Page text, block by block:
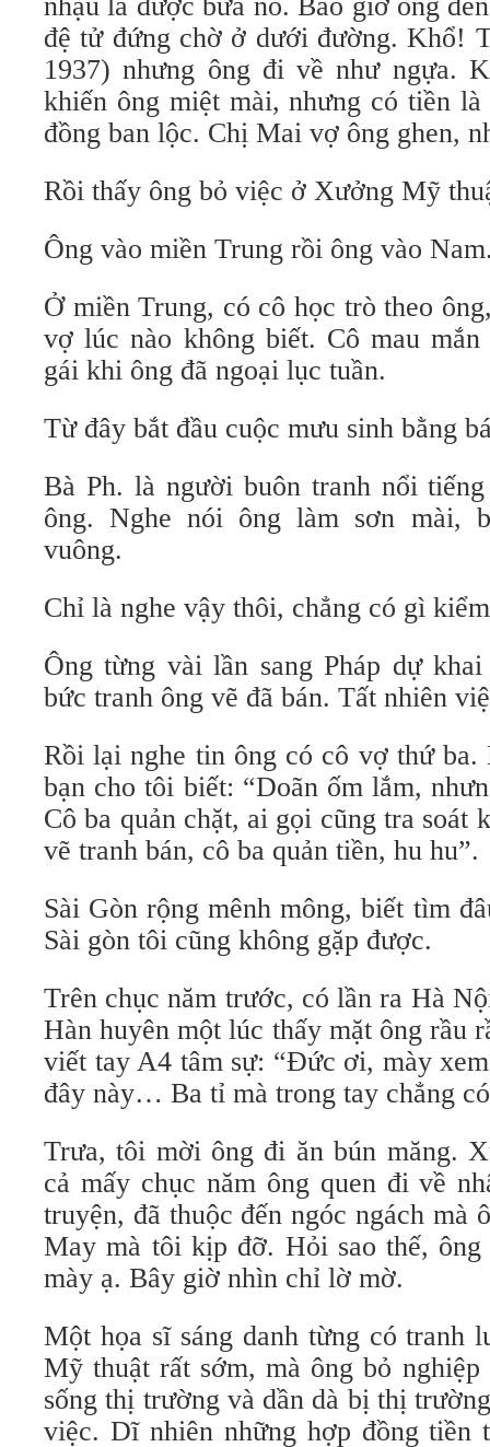
đệ tử đứng chờ ở dưới đường. Khổ!
1937) nhưng ông đi về như ngựa.
khiến ông miệt mài, nhưng có tiền
đồng ban lộc. Chị Mai vợ ông ghen,
Rồi thấy ông bỏ việc ở Xưởng Mỹ
Ông vào miền Trung rồi ông vào
Ở miền Trung, có cô học trò theo
vợ lúc nào không biết. Cô mau
gái khi ông đã ngoại lục tuần.
Từ đây bắt đầu cuộc mưu sinh bằng
Bà Ph. là người buôn tranh nổi
ông. Nghe nói ông làm sơn mài,
vuông.
Chỉ là nghe vậy thôi, chẳng có gì
Ông từng vài lần sang Pháp dự
bức tranh ông vẽ đã bán. Tất nhiên
Rồi lại nghe tin ông có cô vợ thứ ba.
bạn cho tôi biết: “Doãn ốm lắm,
Cô ba quản chặt, ai gọi cũng tra soát
vẽ tranh bán, cô ba quản tiền, hu hu”.
Sài Gòn rộng mênh mông, biết tìm
Sài gòn tôi cũng không gặp được.
Trên chục năm trước, có lần ra Hà
Hàn huyên một lúc thấy mặt ông rầu
viết tay A4 tâm sự: “Đức ơi, mày
đây này… Ba tỉ mà trong tay chẳng
Trưa, tôi mời ông đi ăn bún măng.
cả mấy chục năm ông quen đi về
truyện, đã thuộc đến ngóc ngách mà
May mà tôi kịp đỡ. Hỏi sao thế, ông
mày ạ. Bây giờ nhìn chỉ lờ mờ.
Một họa sĩ sáng danh từng có tranh
Mỹ thuật rất sớm, mà ông bỏ
sống thị trường và dần dà bị thị
việc. Dĩ nhiên những hợp đồng tiền